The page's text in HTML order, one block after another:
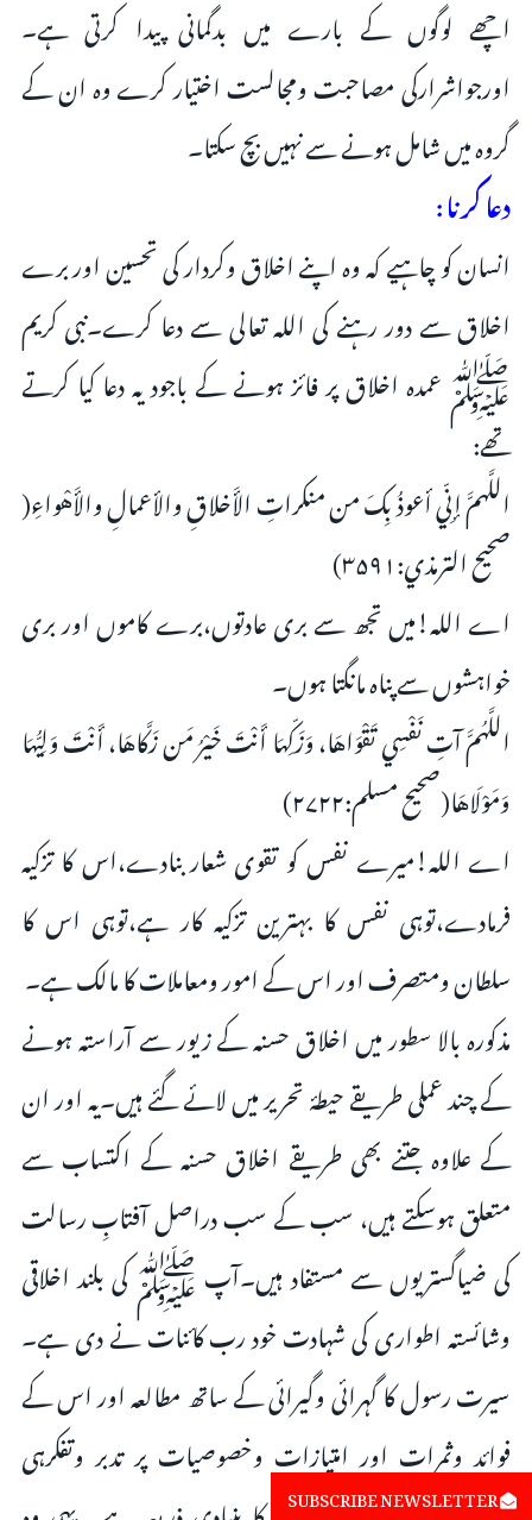
اچھے لوگوں کے بارے میں بدگمانی پیدا کرتی ہے۔
اورجواشرارکی مصاحبت ومجالست اختیار کرے وہ ان کے
گروہ میں شامل ہونے سے نہیں بچ سکتا۔
دعا کرنا :
انسان کو چاہیے کہ وہ اپنے اخلاق وکردار کی تحسین اور برے
اخلاق سے دور رہنے کی اللہ تعالی سے دعا کرے۔نبی کریم
ﷺ عمدہ اخلاق پر فائز ہونے کے باجود یہ دعا کیا کرتے
تھے:
اللَّهمَّ إنِّي أعوذُ بِكَ من منكراتِ الأَخلاقِ والأعمالِ والأَهْواءِ(
صحيح الترمذي:۳۵۹۱)
اے اللہ!میں تجھ سے بری عادتوں،برے کاموں اور بری
خواہشوں سے پناہ مانگتا ہوں۔
اللَّهُمَّ آتِ نَفْسِي تَقْوَاهَا، وَزَكِّهَا أَنْتَ خَيْرُ مَن زَكَّاهَا، أَنْتَ وَلِيُّهَا
وَمَوْلَاهَا(صحيح مسلم:۲۷۲۲)
اے اللہ!میرے نفس کو تقوی شعار بنادے،اس کا تزکیہ
فرمادے،توہی نفس کا بہترین تزکیہ کار ہے،توہی اس کا
سلطان ومتصرف اور اس کے امور ومعاملات کا مالک ہے۔
مذکورہ بالا سطور میں اخلاق حسنہ کے زیور سے آراستہ ہونے
کے چند عملی طریقے حیطۂ تحریر میں لائے گئے ہیں۔یہ اور ان
کے علاوہ جتنے بھی طریقے اخلاق حسنہ کے اکتساب سے
متعلق ہوسکتے ہیں، سب کے سب دراصل آفتابِ رسالت
کی ضیاگستریوں سے مستفاد ہیں۔آپ ﷺ کی بلند اخلاقی
وشائستہ اطواری کی شہادت خود رب کائنات نے دی ہے۔
سیرت رسول کا گہرائی وگیرائی کے ساتھ مطالعہ اور اس کے
فوائد وثمرات اور امتیازات وخصوصیات پر تدبر وتفکرہی
SUBSCRIBE NEWSLETTER